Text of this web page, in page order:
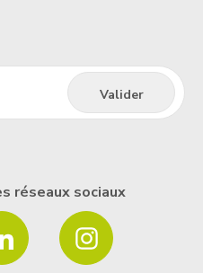
réseaux sociaux